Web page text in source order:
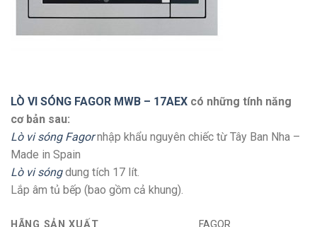
LÒ VI SÓNG FAGOR MWB – 17AEX có những tính năng
cơ bản sau:
Lò vi sóng Fagornhập khẩu nguyên chiếc từ Tây Ban Nha –
Made in Spain
Lò vi sóngdung tích 17 lít.
Lắp âm tủ bếp (bao gồm cả khung).
HÃNG SẢN XUẤT
FAGOR